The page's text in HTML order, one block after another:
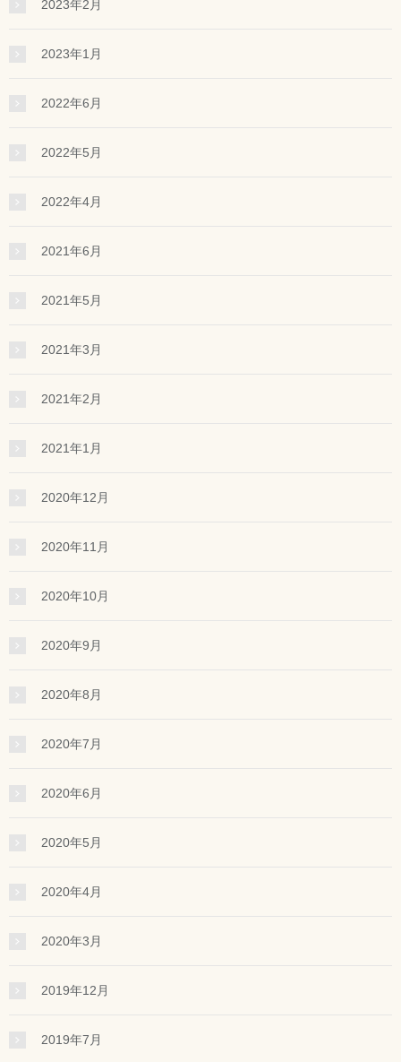
2023年2月
2023年1月
2022年6月
2022年5月
2022年4月
2021年6月
2021年5月
2021年3月
2021年2月
2021年1月
2020年12月
2020年11月
2020年10月
2020年9月
2020年8月
2020年7月
2020年6月
2020年5月
2020年4月
2020年3月
2019年12月
2019年7月